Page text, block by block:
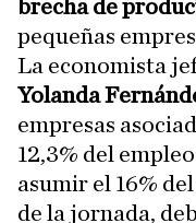
brecha de
pequeñas
La economista
Yolanda
empresas
12,3% del
asumir el 16%
de la jornada,